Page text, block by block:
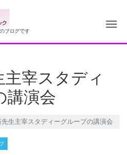
ブログです ナ
宰スタディ
講演会
生主宰スタディーグループの講演会